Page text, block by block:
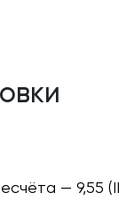
— 9,55 (II